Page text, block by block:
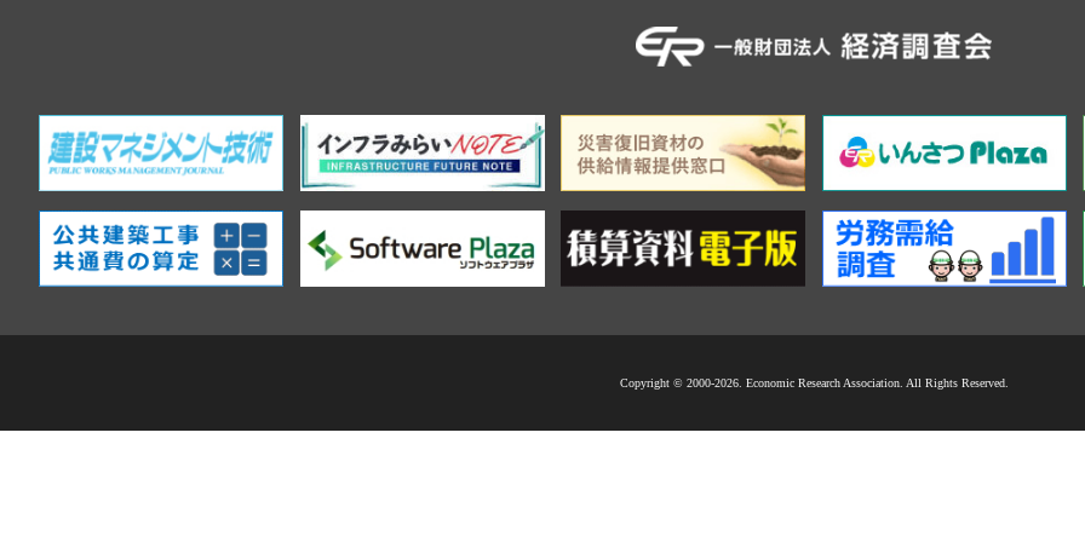
Copyright © 2000-2026. Economic Research Association. All Rights Reserved.